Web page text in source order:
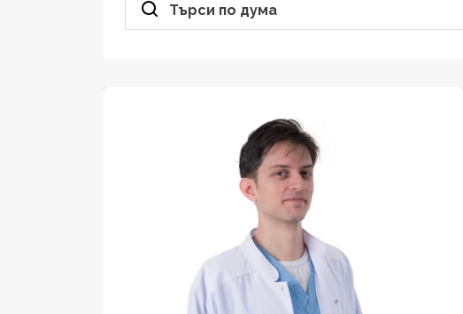
Търси по дума